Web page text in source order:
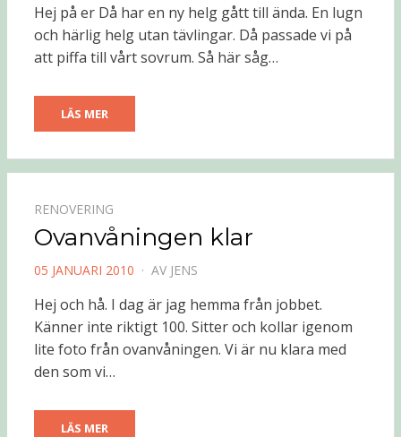
Hej på er Då har en ny helg gått till ända. En lugn
och härlig helg utan tävlingar. Då passade vi på
att piffa till vårt sovrum. Så här såg…
LÄS MER
RENOVERING
Ovanvåningen klar
PUBLICERAD
05 JANUARI 2010 AV JENS
Hej och hå. I dag är jag hemma från jobbet.
Känner inte riktigt 100. Sitter och kollar igenom
lite foto från ovanvåningen. Vi är nu klara med
den som vi…
LÄS MER